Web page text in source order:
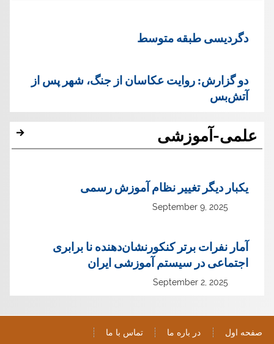
دگردیسی طبقه متوسط
دو گزارش: روایت عکاسان از جنگ، شهر پس از
آتش‌بس
علمی-آموزشی
یک‏بار دیگر تغییر نظام آموزش رسمی
September 9, 2025
آمار نفرات برتر کنکورنشان‌دهنده نا برابری
اجتماعی در سیستم آموزشی ایران
September 2, 2025
صفحه اول در باره ما تماس با ما